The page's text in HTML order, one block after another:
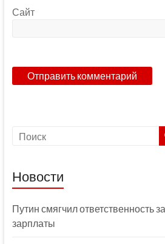
Сайт
Новости
Путин смягчил ответственность
зарплаты